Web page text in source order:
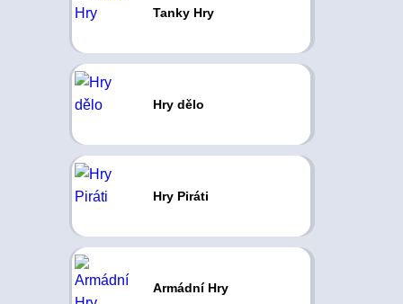
Tanky Hry
Hry dělo
Hry Piráti
Armádní Hry